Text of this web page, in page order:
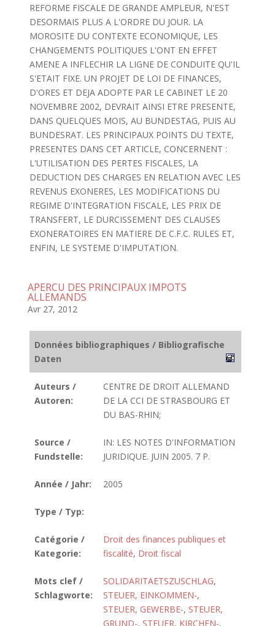
REFORME FISCALE DE GRANDE AMPLEUR, N'EST
DESORMAIS PLUS A L'ORDRE DU JOUR. LA
MOROSITE DU CONTEXTE ECONOMIQUE, LES
CHANGEMENTS POLITIQUES L'ONT EN EFFET
AMENE A INFLECHIR LA LIGNE DE CONDUITE QU'IL
S'ETAIT FIXE. UN PROJET DE LOI DE FINANCES,
D'ORES ET DEJA ADOPTE PAR LE CABINET LE 20
NOVEMBRE 2002, DEVRAIT AINSI ETRE PRESENTE,
DANS QUELQUES MOIS, AU BUNDESTAG, PUIS AU
BUNDESRAT. LES PRINCIPAUX POINTS DU TEXTE,
PRESENTES DANS CET ARTICLE, CONCERNENT :
L'UTILISATION DES PERTES FISCALES, LA
DEDUCTION DES CHARGES EN RELATION AVEC LES
REVENUS EXONERES, LES MODIFICATIONS DU
REGIME D'INTEGRATION FISCALE, LES PRIX DE
TRANSFERT, LE DURCISSEMENT DES CLAUSES
EXONERATOIRES EN MATIERE DE C.F.C. RULES ET,
ENFIN, LE SYSTEME D'IMPUTATION.
APERCU DES PRINCIPAUX IMPOTS
ALLEMANDS
Avr 27, 2012
Données bibliographiques / Bibliografische
Daten
Auteurs /
Autoren:
CENTRE DE DROIT ALLEMAND
DE LA CCI DE STRASBOURG ET
DU BAS-RHIN;
Source /
Fundstelle:
IN: LES NOTES D'INFORMATION
JURIDIQUE. JUIN 2005. 7 P.
Année / Jahr: 2005
Type / Typ:
Catégorie /
Kategorie:
Droit des finances publiques et
fiscalité, Droit fiscal
Mots clef /
Schlagworte:
SOLIDARITAETSZUSCHLAG,
STEUER, EINKOMMEN-,
STEUER, GEWERBE-, STEUER,
GRUND-, STEUER, KIRCHEN-,